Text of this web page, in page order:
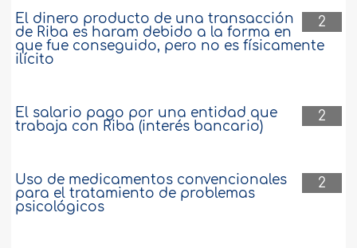
2
El dinero producto de una transacción
de Riba es haram debido a la forma en
que fue conseguido, pero no es físicamente
ilícito
2
El salario pago por una entidad que
trabaja con Riba (interés bancario)
2
Uso de medicamentos convencionales
para el tratamiento de problemas
psicológicos